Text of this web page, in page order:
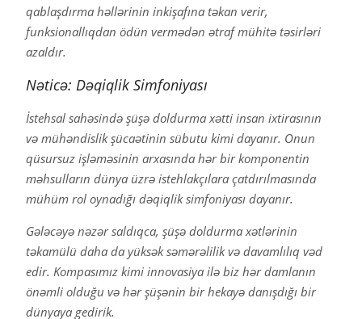
qablaşdırma həllərinin inkişafına təkan verir,
funksionallıqdan ödün vermədən ətraf mühitə təsirləri
azaldır.
Nəticə: Dəqiqlik Simfoniyası
İstehsal sahəsində şüşə doldurma xətti insan ixtirasının
və mühəndislik şücaətinin sübutu kimi dayanır. Onun
qüsursuz işləməsinin arxasında hər bir komponentin
məhsulların dünya üzrə istehlakçılara çatdırılmasında
mühüm rol oynadığı dəqiqlik simfoniyası dayanır.
Gələcəyə nəzər saldıqca, şüşə doldurma xətlərinin
təkamülü daha da yüksək səmərəlilik və davamlılıq vəd
edir. Kompasımız kimi innovasiya ilə biz hər damlanın
önəmli olduğu və hər şüşənin bir hekayə danışdığı bir
dünyaya gedirik.